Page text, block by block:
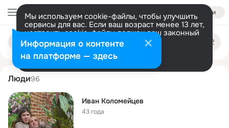
Войти
Мы используем cookie-файлы, чтобы улучшить
сервисы для вас. Если ваш возраст менее 13 лет,
настроить cookie-файлы должен ваш законный
представитель. Больше информации
Разрешить все Настроить
Поиск
людям
ivan kolomeytsev
Люди96
Иван Коломейцев
43 года
Информация о контенте
на платформе — здесь